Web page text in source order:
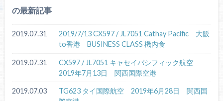
の最新記事
2019.07.31
2019/7/13 CX597 / JL7051 Cathay Pacific 大阪
to香港 BUSINESS CLASS 機内食
2019.07.31
CX597 / JL7051 キャセイパシフィック航空
2019年7月13日 関西国際空港
2019.07.03
TG623 タイ国際航空 2019年6月28日 関西国